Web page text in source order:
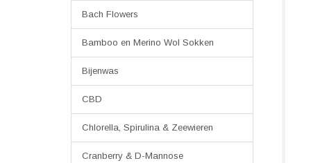
Bach Flowers
Bamboo en Merino Wol Sokken
Bijenwas
CBD
Chlorella, Spirulina & Zeewieren
Cranberry & D-Mannose